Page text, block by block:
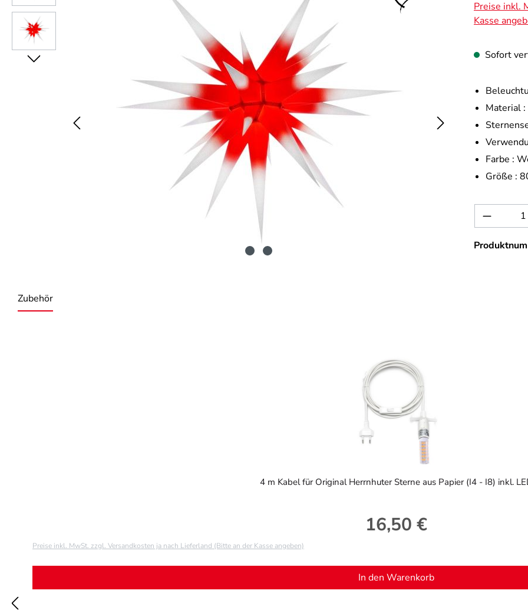
Preise inkl.
Kasse
Sofort
Material :
Farbe :
Größe :
Zubehör
4 m Kabel für Original Herrnhuter Sterne aus Papier (I4 - I8) inkl.
Regulärer Preis:
16,50 €
Preise inkl. MwSt. zzgl. Versandkosten ja nach Lieferland (Bitte an der Kasse angeben)
In den Warenkorb